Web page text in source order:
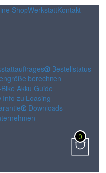
ShopWerkstattKontakt
Bestellstatus
berechnen
Bike Akku Guide
Info zu Leasing
Downloads
0